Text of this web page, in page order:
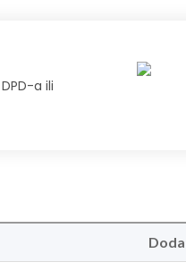
a ili